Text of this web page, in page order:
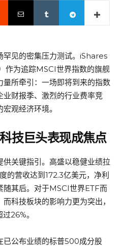
罕见的密集压力测试。iShares
为追踪MSCI世界指数的旗舰
所牵引：一场即将到来的指数
财报季、激烈的行业费率竞
观经济环境。
技巨头表现成焦点
关键指引。高盛以稳健业绩拉
的营收达到172.3亿美元，净利
随其后。对于MSCI世界ETF而
科技板块的影响力更为突出，
26%。
已公布业绩的标普500成分股